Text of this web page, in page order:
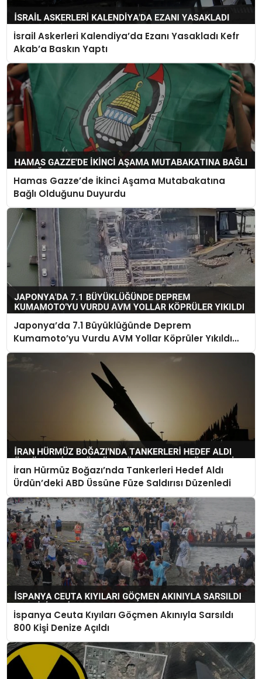
İsrail Askerleri Kalendiya’da Ezanı Yasakladı Kefr
Akab’a Baskın Yaptı
Hamas Gazze’de İkinci Aşama Mutabakatına
Bağlı Olduğunu Duyurdu
Japonya’da 7.1 Büyüklüğünde Deprem
Kumamoto’yu Vurdu AVM Yollar Köprüler Yıkıldı
Çok Sayıda Can Kaybı Var
İran Hürmüz Boğazı’nda Tankerleri Hedef Aldı
Ürdün’deki ABD Üssüne Füze Saldırısı Düzenledi
İspanya Ceuta Kıyıları Göçmen Akınıyla Sarsıldı
800 Kişi Denize Açıldı